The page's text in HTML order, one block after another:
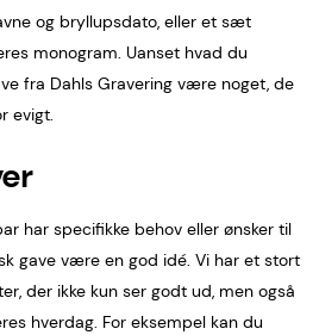
og bryllupsdato, eller et sæt
monogram. Uanset hvad du
fra Dahls Gravering være noget, de
evigt.
har specifikke behov eller ønsker til
gave være en god idé. Vi har et stort
der ikke kun ser godt ud, men også
hverdag. For eksempel kan du